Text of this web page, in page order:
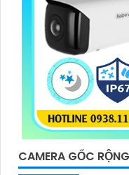
CAMERA GỐC